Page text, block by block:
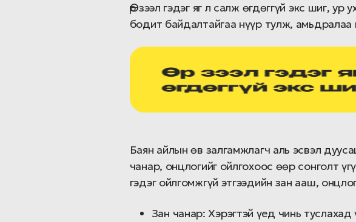
Өр зээл гэдэг яг л салж өгдөггүй экс шиг,
бодит байдалтайгаа нүүр тулж,
Баян айлын өв залгамжлагч аль эсвэл
чанар, онцлогийг ойлгохоос өөр сонголт
гэдэг ойлгомжгүй этгээдийн зан ааш,
Зан чанар: Хэрэгтэй үед чинь туслахад